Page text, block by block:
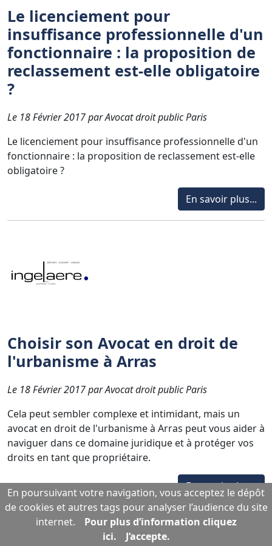
Le licenciement pour
insuffisance professionnelle d'un
fonctionnaire : la proposition de
reclassement est-elle obligatoire
?
Le 18 Février 2017 par Avocat droit public Paris
Le licenciement pour insuffisance professionnelle d'un
fonctionnaire : la proposition de reclassement est-elle
obligatoire ?
En savoir plus...
Choisir son Avocat en droit de
l'urbanisme à Arras
Le 18 Février 2017 par Avocat droit public Paris
Cela peut sembler complexe et intimidant, mais un
avocat en droit de l'urbanisme à Arras peut vous aider à
naviguer dans ce domaine juridique et à protéger vos
droits en tant que propriétaire.
En savoir plus...
En poursuivant votre navigation, vous acceptez le dépôt
de cookies et autres tags pour analyser l’audience du site
internet.
Pour plus d’information cliquez
ici.
J’accepte.